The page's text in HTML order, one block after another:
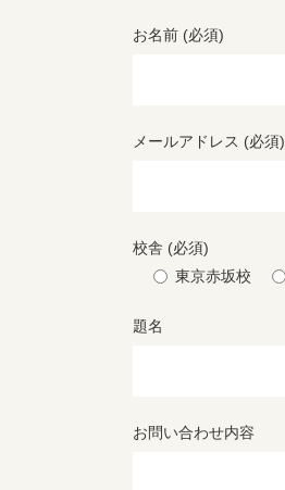
お名前 (必須)
メールアドレス (必須)
校舎 (必須)
東京赤坂校
題名
お問い合わせ内容